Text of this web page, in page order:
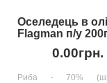
Оселедець в
Flagman п/у
0.00грн.
Риба - 70%